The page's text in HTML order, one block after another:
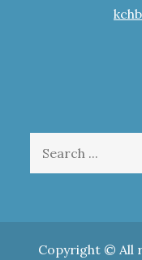
Copyright © All